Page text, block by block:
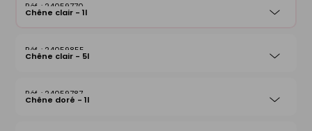
24059770
Chêne clair - 1l
24059855
Chêne clair - 5l
24059787
Chêne doré - 1l